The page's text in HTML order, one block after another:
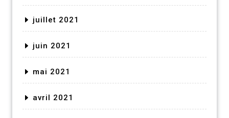
juillet 2021
juin 2021
mai 2021
avril 2021